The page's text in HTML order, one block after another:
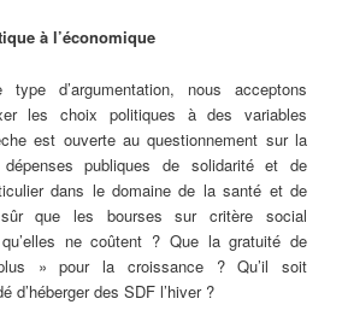
à l’économique
d’argumentation, nous acceptons
les choix politiques à des variables
est ouverte au questionnement sur la
publiques de solidarité et de
dans le domaine de la santé et de
sûr que les bourses sur critère social
ne coûtent ? Que la gratuité de
» pour la croissance ? Qu’il soit
d’héberger des SDF l’hiver ?